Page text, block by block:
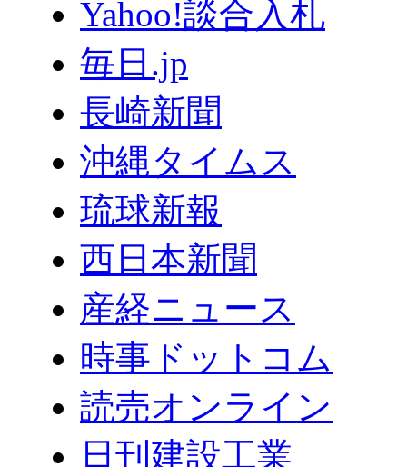
Yahoo!談合入札
毎日.jp
長崎新聞
沖縄タイムス
琉球新報
西日本新聞
産経ニュース
時事ドットコム
読売オンライン
日刊建設工業